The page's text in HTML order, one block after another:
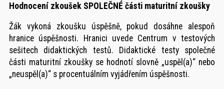
Hodnocení zkoušek SPOLEČNÉ části maturitní zkoušky
Žák vykoná zkoušku úspěšně, pokud dosáhne alespoň
hranice úspěšnosti. Hranici uvede Centrum v testových
sešitech didaktických testů. Didaktické testy společné
části maturitní zkoušky se hodnotí slovně „uspěl(a)“ nebo
„neuspěl(a)“ s procentuálním vyjádřením úspěšnosti.